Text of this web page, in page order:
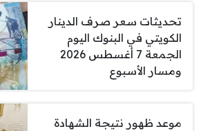
تحديثات سعر صرف الدينار
الكويتي في البنوك اليوم
الجمعة 7 أغسطس 2026
ومسار الأسبوع
موعد ظهور نتيجة الشهادة